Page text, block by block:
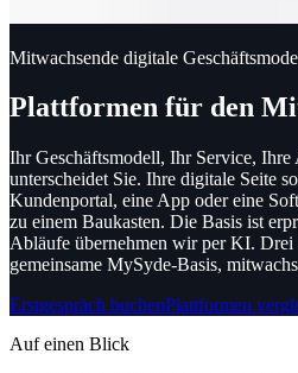
Mitwachsende digitale
Plattformen für den
Ihr Geschäftsmodell, Ihr Service,
unterscheidet Sie. Ihre digitale Seite
Kundenportal, eine App oder eine
zu einem Baukasten. Die Basis ist
Abläufe übernehmen wir per KI. Drei
gemeinsame MySyde-Basis,
Erstgespräch buchenPlattformen
Auf einen Blick